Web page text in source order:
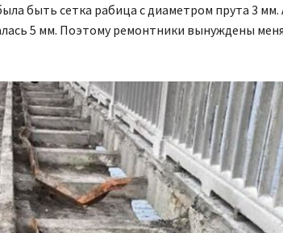
быть сетка рабица с диаметром прута 3 мм.
5 мм. Поэтому ремонтники вынуждены